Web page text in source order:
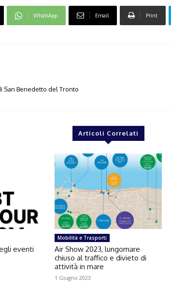
WhatsApp Email Print
San Benedetto del Tronto
Articoli Correlati
eventi
Mobilità e Trasporti
Air Show 2023, lungomare
chiuso al traffico e divieto di
attività in mare
1 Giugno 2023